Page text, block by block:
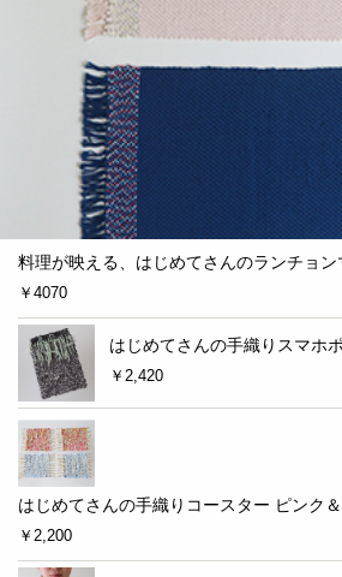
料理が映える、はじめてさんのランチョン
￥4070
はじめてさんの手織りスマホ
￥2,420
はじめてさんの手織りコースター ピンク
￥2,200